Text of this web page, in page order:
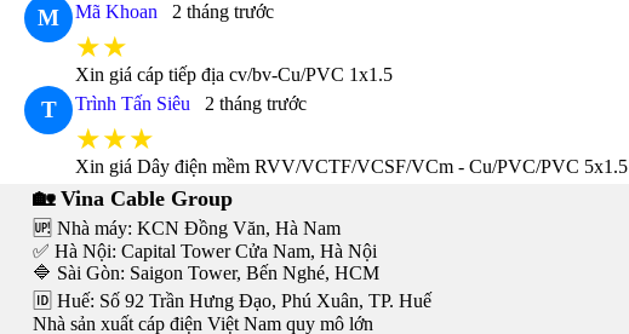
M Mã Khoan 2 tháng trước
★★
Xin giá cáp tiếp địa cv/bv-Cu/PVC 1x1.5
T Trình Tấn Siêu 2 tháng trước
★★★
Xin giá Dây điện mềm RVV/VCTF/VCSF/VCm - Cu/PVC/PVC 5x1.5
🏡 Vina Cable Group
🆙 Nhà máy: KCN Đồng Văn, Hà Nam
✅ Hà Nội: Capital Tower Cửa Nam, Hà Nội
🔷 Sài Gòn: Saigon Tower, Bến Nghé, HCM
🆔 Huế: Số 92 Trần Hưng Đạo, Phú Xuân, TP. Huế
Nhà sản xuất cáp điện Việt Nam quy mô lớn